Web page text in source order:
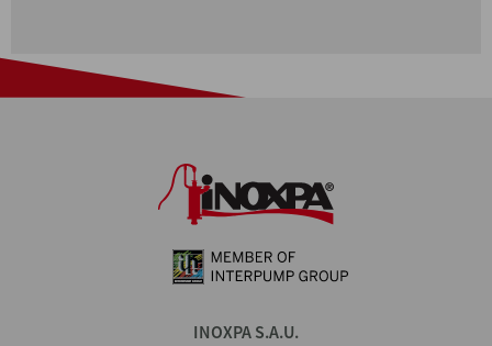
INOXPA S.A.U.